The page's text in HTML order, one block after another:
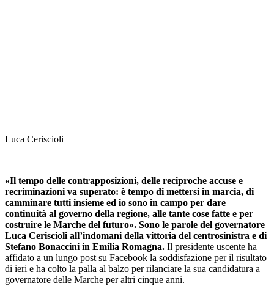
Luca Ceriscioli
«Il tempo delle contrapposizioni, delle reciproche accuse e
recriminazioni va superato: è tempo di mettersi in marcia, di
camminare tutti insieme ed io sono in campo per dare
continuità al governo della regione, alle tante cose fatte e per
costruire le Marche del futuro». Sono le parole del governatore
Luca Ceriscioli all’indomani della vittoria del centrosinistra e di
Stefano Bonaccini in Emilia Romagna. Il presidente uscente ha
affidato a un lungo post su Facebook la soddisfazione per il risultato
di ieri e ha colto la palla al balzo per rilanciare la sua candidatura a
governatore delle Marche per altri cinque anni.